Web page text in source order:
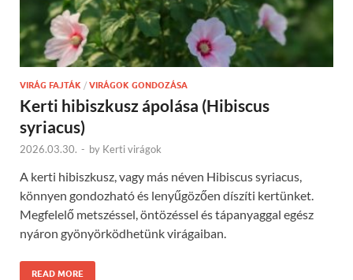
VIRÁG FAJTÁK / VIRÁGOK GONDOZÁSA
Kerti hibiszkusz ápolása (Hibiscus
syriacus)
2026.03.30. - by Kerti virágok
A kerti hibiszkusz, vagy más néven Hibiscus syriacus,
könnyen gondozható és lenyűgözően díszíti kertünket.
Megfelelő metszéssel, öntözéssel és tápanyaggal egész
nyáron gyönyörködhetünk virágaiban.
READ MORE